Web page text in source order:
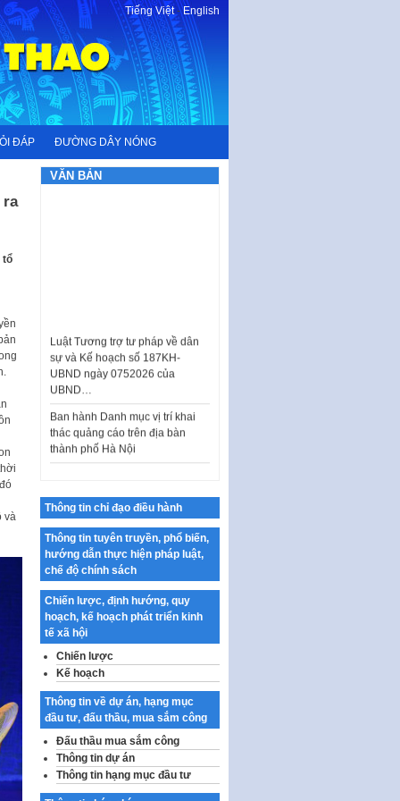
Tiếng Việt-English
ĐÁP ĐƯỜNG DÂY NÓNG
ra
tổ
và
VĂN BẢN
sự và Kế hoạch số 187KH-
UBND ngày 0752026 của
UBND…
Ban hành Danh mục vị trí khai
thác quảng cáo trên địa bàn
thành phố Hà Nội
Kế hoạch Tổ chức Cuộc thi
Công bố công khai dự toán kinh
phí xây dựng pháp luật, hoàn
thiện thể chế, chính…
Quy định về nghiên cứu, ứng
dụng khoa học, công nghệ, đổi
mới sáng tạo và chuyển…
Quy định chi tiết và hướng dẫn
thi hành một số điều của Luật Lý
lịch tư…
Sửa đổi, bổ sung một số nội
dung tại Nghị quyết số 30/NQ-
CP ngày 24 tháng 02…
Ban hành Chương trình hành
động của Chính phủ thực hiện
Nghị quyết số 02-NQ/TW ngày
Thông tin chỉ đạo điều hành
Thông tin tuyên truyền, phổ biến,
hướng dẫn thực hiện pháp luật,
chế độ chính sách
Chiến lược, định hướng, quy
hoạch, kế hoạch phát triển kinh
tế xã hội
Chiến lược
Kế hoạch
Thông tin về dự án, hạng mục
đầu tư, đấu thầu, mua sắm công
Đấu thầu mua sắm công
Thông tin dự án
Thông tin hạng mục đầu tư